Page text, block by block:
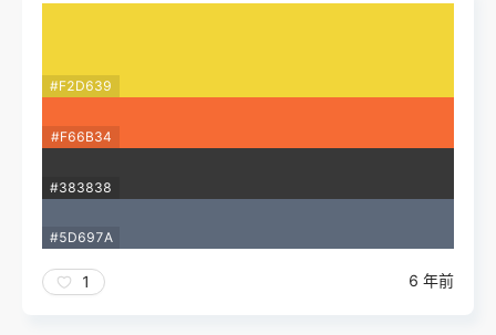
#F2D639
#F66B34
#383838
#5D697A
1 6 年前